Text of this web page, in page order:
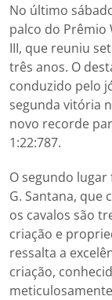
No último
palco do Prêmio
III, que reuniu
três anos. O
conduzido pelo
segunda vitória
novo recorde
1:22:787.
O segundo
G. Santana, que
os cavalos são
criação e
ressalta a
criação,